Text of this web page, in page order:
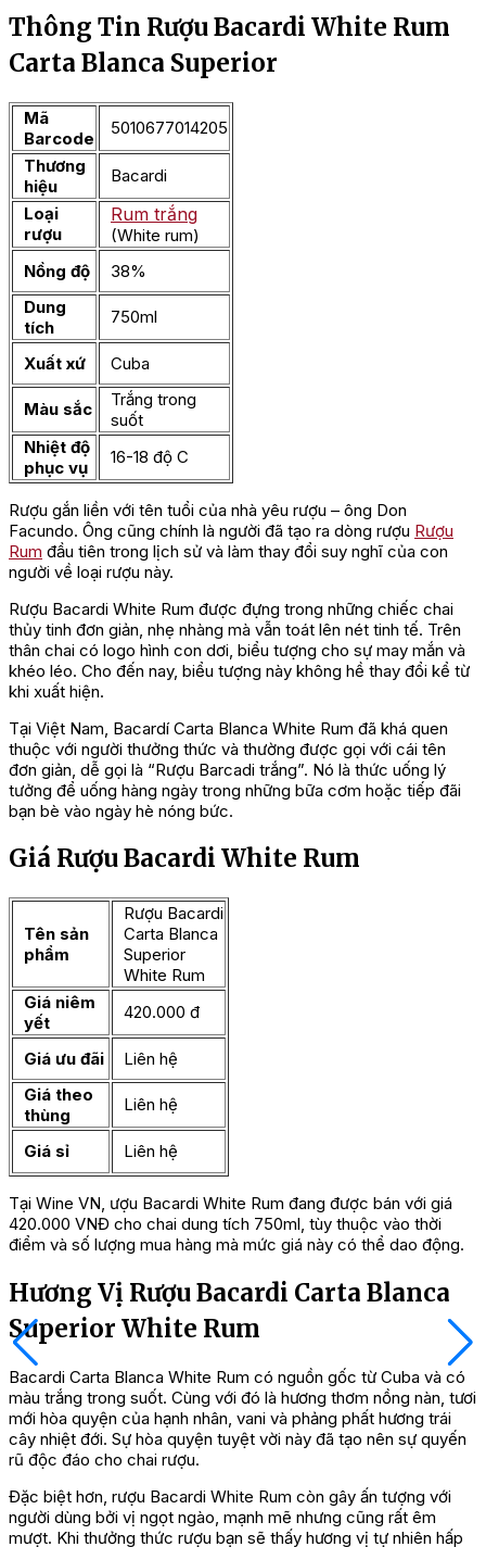
Thông Tin Rượu Bacardi White Rum
Carta Blanca Superior
Mã
Barcode
5010677014205
Thương
hiệu
Bacardi
Loại
rượu
Rum trắng
(White rum)
Nồng độ
38%
Dung
tích
750ml
Xuất xứ Cuba
Màu sắc
Trắng trong
suốt
Nhiệt độ
phục vụ
16-18 độ C
Rượu gắn liền với tên tuổi của nhà yêu rượu – ông Don
Facundo. Ông cũng chính là người đã tạo ra dòng rượu Rượu
Rum đầu tiên trong lịch sử và làm thay đổi suy nghĩ của con
người về loại rượu này.
Rượu Bacardi White Rum được đựng trong những chiếc chai
thủy tinh đơn giản, nhẹ nhàng mà vẫn toát lên nét tinh tế. Trên
thân chai có logo hình con dơi, biểu tượng cho sự may mắn và
khéo léo. Cho đến nay, biểu tượng này không hề thay đổi kể từ
khi xuất hiện.
Tại Việt Nam, Bacardí Carta Blanca White Rum đã khá quen
thuộc với người thưởng thức và thường được gọi với cái tên
đơn giản, dễ gọi là “Rượu Barcadi trắng”. Nó là thức uống lý
tưởng để uống hàng ngày trong những bữa cơm hoặc tiếp đãi
bạn bè vào ngày hè nóng bức.
Giá Rượu Bacardi White Rum
Tên sản
phẩm
Rượu Bacardi
Carta Blanca
Superior
White Rum
Giá niêm
yết
420.000 đ
Giá ưu đãi
Liên hệ
Giá theo
thùng
Liên hệ
Giá sỉ Liên hệ
Tại Wine VN, ượu Bacardi White Rum đang được bán với giá
420.000 VNĐ cho chai dung tích 750ml, tùy thuộc vào thời
điểm và số lượng mua hàng mà mức giá này có thể dao động.
Hương Vị Rượu Bacardi Carta Blanca
Superior White Rum
Bacardi Carta Blanca White Rum có nguồn gốc từ Cuba và có
màu trắng trong suốt. Cùng với đó là hương thơm nồng nàn, tươi
mới hòa quyện của hạnh nhân, vani và phảng phất hương trái
cây nhiệt đới. Sự hòa quyện tuyệt vời này đã tạo nên sự quyến
rũ độc đáo cho chai rượu.
Đặc biệt hơn, rượu Bacardi White Rum còn gây ấn tượng với
người dùng bởi vị ngọt ngào, mạnh mẽ nhưng cũng rất êm
mượt. Khi thưởng thức rượu bạn sẽ thấy hương vị tự nhiên hấp